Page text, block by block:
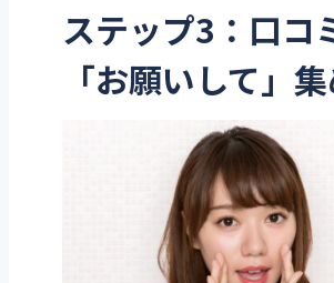
ステップ3：口コ
「お願いして」